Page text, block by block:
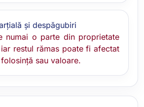
și despăgubiri
numai o parte din proprietate
restul rămas poate fi afectat
sau valoare.